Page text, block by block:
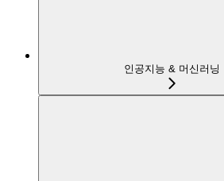
인공지능 & 머신러닝